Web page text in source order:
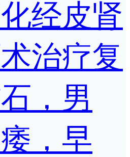
经皮肾
治疗复
，男
，早